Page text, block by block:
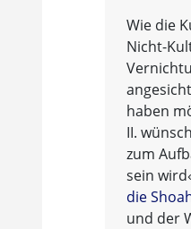
Wie die
Nicht-
haben
II.
zum
sein
die
und der